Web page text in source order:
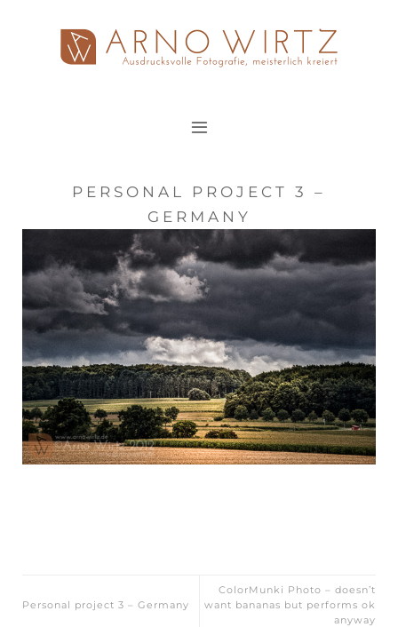
springen
PERSONAL PROJECT 3 –
GERMANY
Personal project 3 – Germany
ColorMunki Photo – doesn’t
want bananas but performs ok
anyway